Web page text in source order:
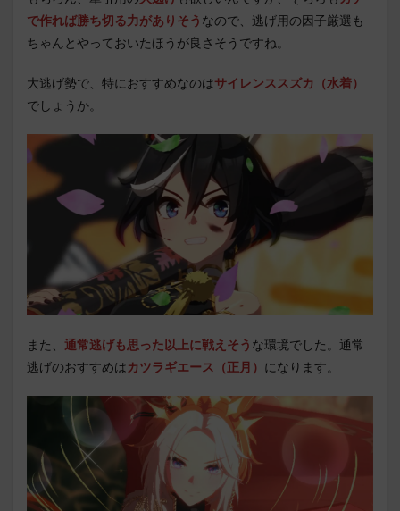
で作れば勝ち切る力がありそう なので、逃げ用の因子厳選も
ちゃんとやっておいたほうが良さそうですね。
大逃げ勢で、特におすすめなのはサイレンススズカ（水着）
でしょうか。
また、 通常逃げも思った以上に戦えそう な環境でした。通常
逃げのおすすめはカツラギエース（正月） になります。